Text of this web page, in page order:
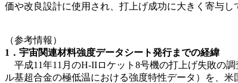
価や改良設計に使用され、打上げ成功に大きく寄与
（参考情報）
1．宇宙関連材料強度データシート発行までの経緯
平成11年11月のH-IIロケット8号機の打上げ失敗の
ル基超合金の極低温における強度特性データ）を、